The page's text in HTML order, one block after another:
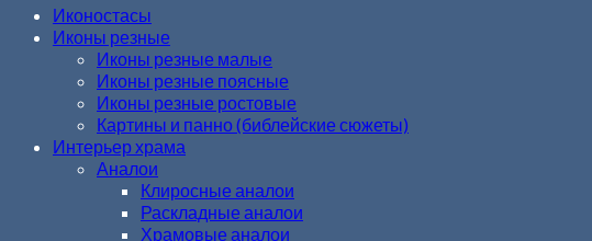
Иконостасы
Иконы резные
Иконы резные малые
Иконы резные поясные
Иконы резные ростовые
Картины и панно (библейские сюжеты)
Интерьер храма
Аналои
Клиросные аналои
Раскладные аналои
Храмовые аналои